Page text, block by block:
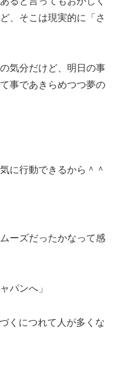
、そこは現実的に「さ
気分だけど、明日の事
事であきらめつつ夢の
に行動できるから＾＾
ーズだったかなって感
パンへ」
くにつれて人が多くな